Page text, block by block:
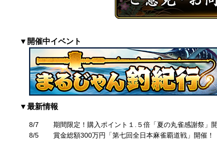
▼開催中イベント
▼最新情報
8/7
期間限定！購入ポイント１.５倍「夏の丸雀感謝祭」
8/5
賞金総額300万円「第七回全日本麻雀覇道戦」開催！